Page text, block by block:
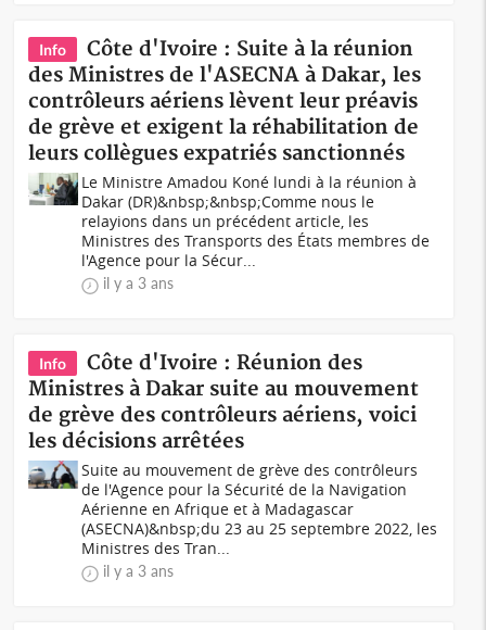
Info
Côte d'Ivoire : Suite à la réunion
des Ministres de l'ASECNA à Dakar, les
contrôleurs aériens lèvent leur préavis
de grève et exigent la réhabilitation de
leurs collègues expatriés sanctionnés
Le Ministre Amadou Koné lundi à la réunion à
Dakar (DR)&nbsp;&nbsp;Comme nous le
relayions dans un précédent article, les
Ministres des Transports des États membres de
l'Agence pour la Sécur...
il y a 3 ans
Info
Côte d'Ivoire : Réunion des
Ministres à Dakar suite au mouvement
de grève des contrôleurs aériens, voici
les décisions arrêtées
Suite au mouvement de grève des contrôleurs
de l'Agence pour la Sécurité de la Navigation
Aérienne en Afrique et à Madagascar
(ASECNA)&nbsp;du 23 au 25 septembre 2022, les
Ministres des Tran...
il y a 3 ans